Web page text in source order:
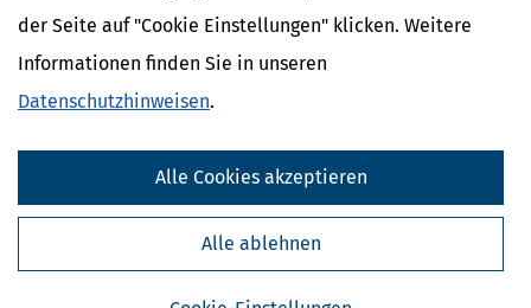
der Seite auf "Cookie Einstellungen" klicken. Weitere
Informationen finden Sie in unseren
Datenschutzhinweisen.
Alle ablehnen
Alle Cookies akzeptieren
Finanzamt & Formalitäten
Erben, Vererben & Schenken
Definition und Erklärung
CO2-Steuer - Was ist das?
Kapitalertragsteuer - Definition und